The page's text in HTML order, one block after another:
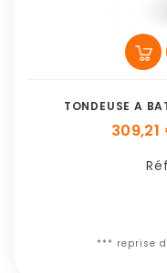
TONDEUSE A
309,21
*** reprise